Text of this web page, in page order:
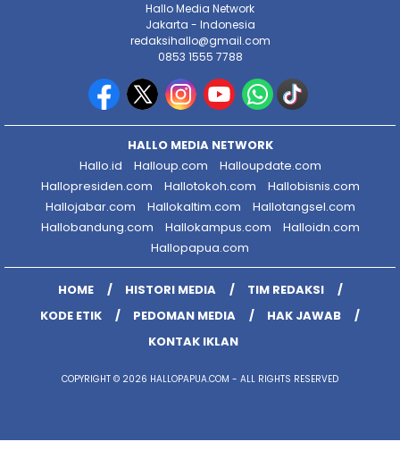
Hallo Media Network
Jakarta - Indonesia
redaksihallo@gmail.com
0853 1555 7788
HALLO MEDIA NETWORK
Hallo.id
Halloup.com
Halloupdate.com
Hallopresiden.com
Hallotokoh.com
Hallobisnis.com
Hallojabar.com
Hallokaltim.com
Hallotangsel.com
Hallobandung.com
Hallokampus.com
Halloidn.com
Hallopapua.com
HOME HISTORI MEDIA
TIM REDAKSI
KODE ETIK
PEDOMAN MEDIA
HAK JAWAB
KONTAK IKLAN
COPYRIGHT © 2026 HALLOPAPUA.COM - ALL RIGHTS RESERVED